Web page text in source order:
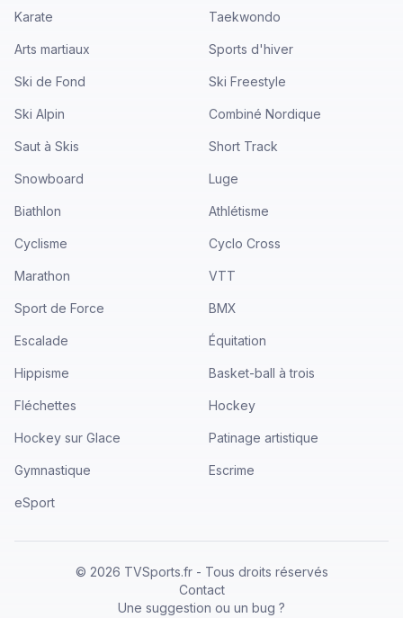
Karate Taekwondo
Arts martiaux Sports d'hiver
Ski de Fond Ski Freestyle
Ski Alpin Combiné Nordique
Saut à Skis Short Track
Snowboard Luge
Biathlon Athlétisme
Cyclisme Cyclo Cross
Marathon VTT
Sport de Force BMX
Escalade Équitation
Hippisme Basket-ball à trois
Fléchettes Hockey
Hockey sur Glace Patinage artistique
Gymnastique Escrime
eSport
© 2026 TVSports.fr - Tous droits réservés
Contact
Une suggestion ou un bug ?